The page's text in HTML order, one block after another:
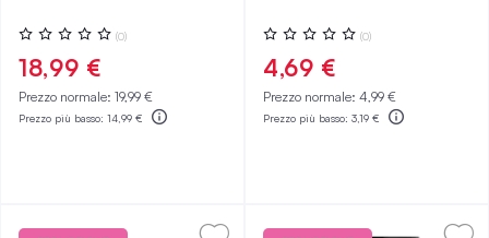
Valutazione:
0%
(0)
18,99 €
Prezzo normale: 19,99 €
Prezzo più basso: 14,99 €
Valutazione:
0%
(0)
4,69 €
Prezzo normale: 4,99 €
Prezzo più basso: 3,19 €